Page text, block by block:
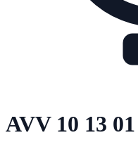
AVV 10 13 01